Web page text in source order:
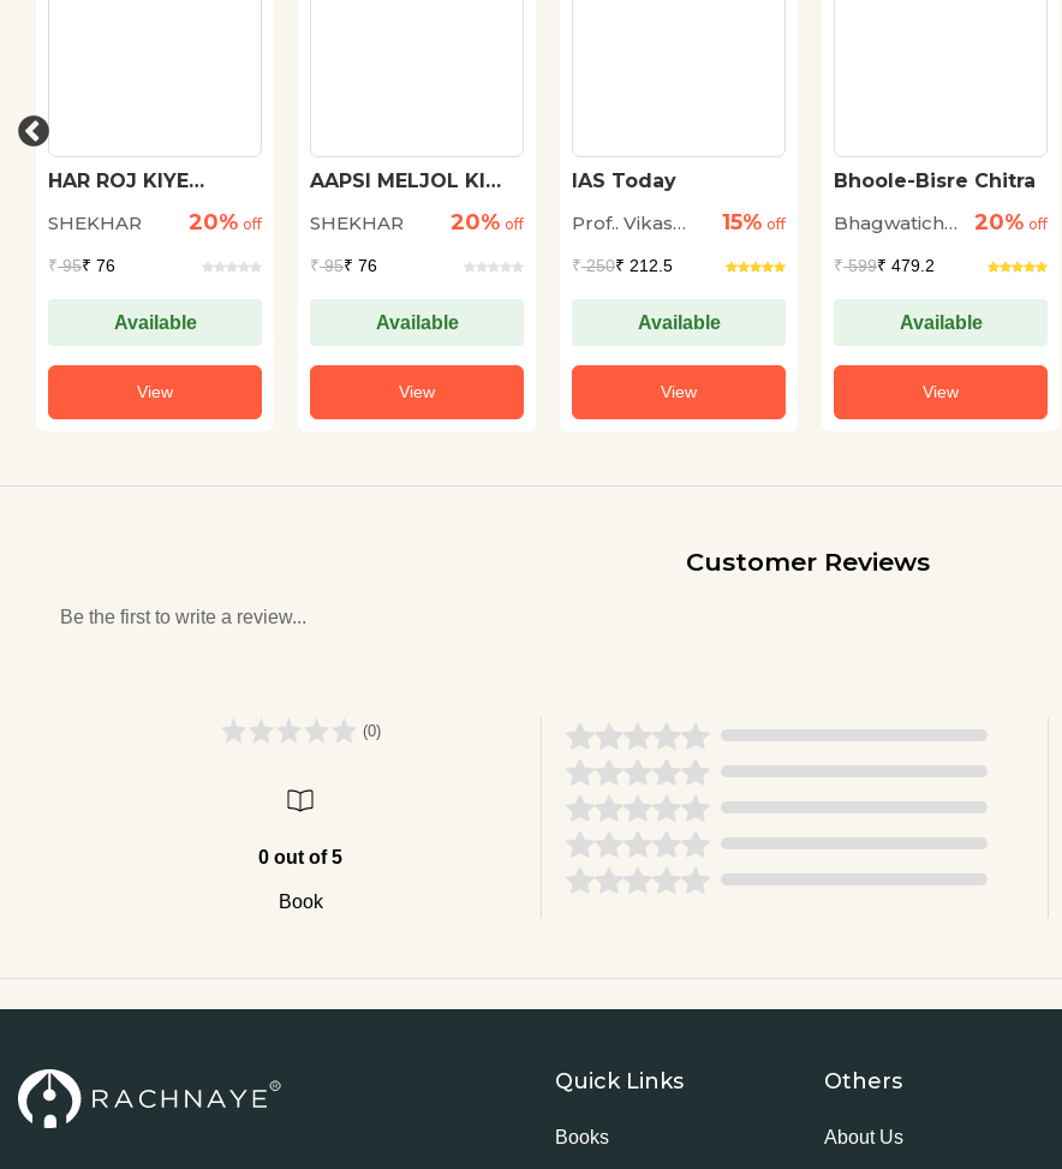
HAR ROJ KIYE
SHEKHAR
20% off
₹95₹ 76
Available
View
AAPSI MELJOL KI
SHEKHAR
20% off
₹95₹ 76
Available
View
IAS Today
Prof.. Vikas
15% off
₹250₹ 212.5
Available
View
Bhoole-Bisre Chitra
Bhagwaticharan20% off
₹599₹ 479.2
Available
View
Customer Reviews
Be the first to write a review...
(0)
0 out of 5
Book
Quick Links
Books
Others
About Us